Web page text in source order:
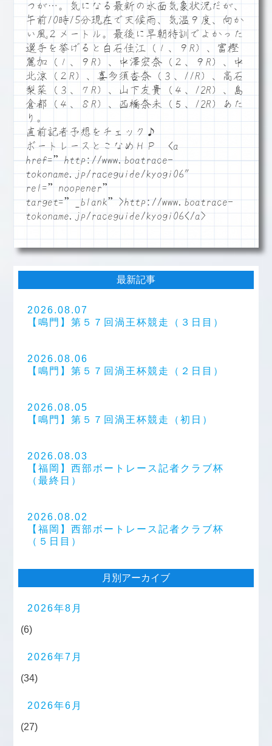
つが…。気になる最新の水面気象状況だが、
午前10時15分現在で天候雨、気温９度、向か
い風２メートル。最後に早朝特訓でよかった
選手を挙げると白石佳江（１、９R）、富樫
麗加（１、９R）、中澤宏奈（２、９R）、中
北涼（２R）、喜多須杏奈（３、11R）、高石
梨菜（３、７R）、山下友貴（４、12R）、島
倉都（４、８R）、西橋奈未（５、12R）あた
り。
直前記者予想をチェック♪
ボートレースとこなめＨＰ <a
href=”http://www.boatrace-
tokoname.jp/raceguide/kyogi06″
rel=”noopener”
target=”_blank”>http://www.boatrace-
tokoname.jp/raceguide/kyogi06</a>
最新記事
2026.08.07
【鳴門】第５７回渦王杯競走（３日目）
2026.08.06
【鳴門】第５７回渦王杯競走（２日目）
2026.08.05
【鳴門】第５７回渦王杯競走（初日）
2026.08.03
【福岡】西部ボートレース記者クラブ杯
（最終日）
2026.08.02
【福岡】西部ボートレース記者クラブ杯
（５日目）
月別アーカイブ
2026年8月
(6)
2026年7月
(34)
2026年6月
(27)